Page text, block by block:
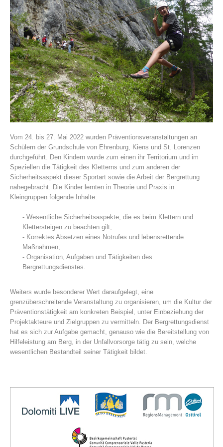
Histoire de l'association
Centres de secours
Vom 24. bis 27. Mai 2022 wurden Präventionsveranstaltungen an
Schülern der Grundschule von Ehrenburg, Kiens und St. Lorenzen
durchgeführt. Den Kindern wurde zum einen ihr Territorium und im
Speziellen die Tätigkeit des Kletterns und zum anderen der
Sicherheitsaspekt dieser Sportart sowie die Arbeit der Bergrettung
nahegebracht. Die Kinder lernten in Theorie und Praxis in
Kleingruppen folgende Inhalte:
- Wesentliche Sicherheitsaspekte, die es beim Klettern und
Klettersteigen zu beachten gilt;
- Korrektes Absetzen eines Notrufes und lebensrettende
Maßnahmen;
- Organisation, Aufgaben und Tätigkeiten des
Bergrettungsdienstes.
Weiters wurde besonderer Wert daraufgelegt, eine
grenzüberschreitende Veranstaltung zu organisieren, um die Kultur der
Präventionstätigkeit am konkreten Beispiel, unter Einbeziehung der
Projektakteure und Zielgruppen zu vermitteln. Der Bergrettungsdienst
hat es sich zur Aufgabe gemacht, genauso wie die Bereitstellung von
Hilfeleistung am Berg, in der Unfallvorsorge tätig zu sein, welche
wesentlichen Bestandteil seiner Tätigkeit bildet.